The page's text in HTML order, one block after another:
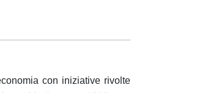
con iniziative rivolte